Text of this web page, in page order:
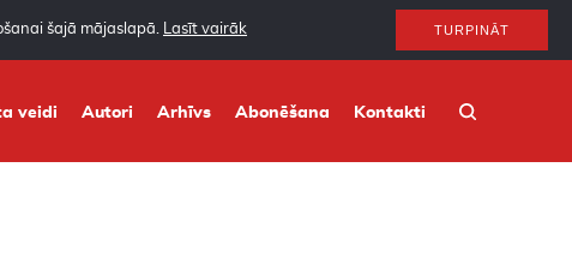
šajā mājaslapā. Lasīt vairāk TURPINĀT
veidi Autori Arhīvs Abonēšana Kontakti